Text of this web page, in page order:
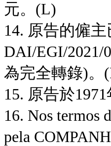
元。(L)
14. 原告的僱
DAI/EGI/2021/
為完全轉錄)。
15. 原告於
16. Nos termos
pela